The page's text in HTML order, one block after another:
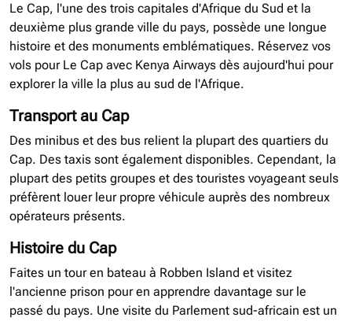
Le Cap, l'une des trois capitales d'Afrique du Sud et la
deuxième plus grande ville du pays, possède une longue
histoire et des monuments emblématiques. Réservez vos
vols pour Le Cap avec Kenya Airways dès aujourd'hui pour
explorer la ville la plus au sud de l'Afrique.
Transport au Cap
Des minibus et des bus relient la plupart des quartiers du
Cap. Des taxis sont également disponibles. Cependant, la
plupart des petits groupes et des touristes voyageant seuls
préfèrent louer leur propre véhicule auprès des nombreux
opérateurs présents.
Histoire du Cap
Faites un tour en bateau à Robben Island et visitez
l'ancienne prison pour en apprendre davantage sur le
passé du pays. Une visite du Parlement sud-africain est un